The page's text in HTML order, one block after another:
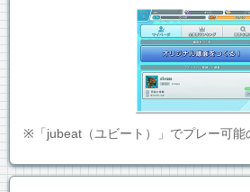
※「jubeat（ユビート）」でプレー可能